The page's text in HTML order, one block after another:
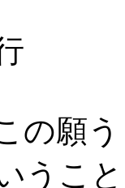
の願
うこ